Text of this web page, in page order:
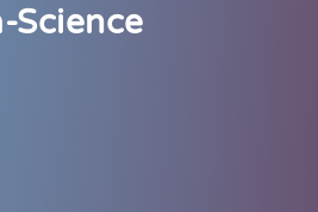
Science